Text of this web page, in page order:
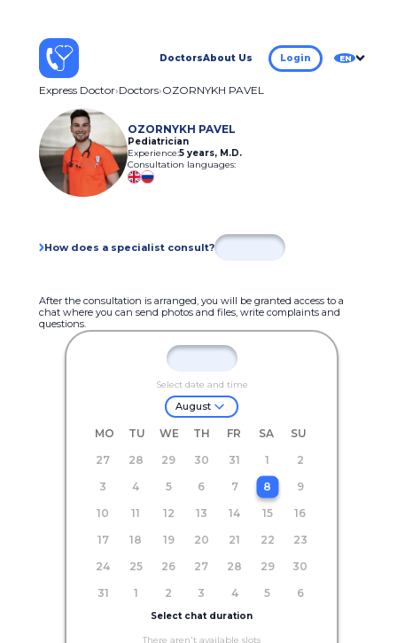
DoctorsAbout Us Login EN
Express Doctor Doctors OZORNYKH PAVEL
OZORNYKH PAVEL
Pediatrician
Experience:5 years, M.D.
Consultation languages:
How does a specialist consult?
After the consultation is arranged, you will be granted access to a
chat where you can send photos and files, write complaints and
questions.
Select date and time
August
MO TU WE TH FR SA
SU
27
28 29 30 31 1
2
3
4 5 6 7 8
9
10
11 12 13 14 15
16
17
18 19 20 21 22
23
24
25 26 27 28 29
30
31
1 2 3 4 5 6
Select chat duration
There aren't available slots